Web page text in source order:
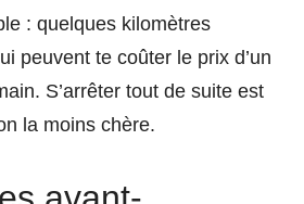
: quelques kilomètres
peuvent te coûter le prix d’un
S’arrêter tout de suite est
la moins chère.